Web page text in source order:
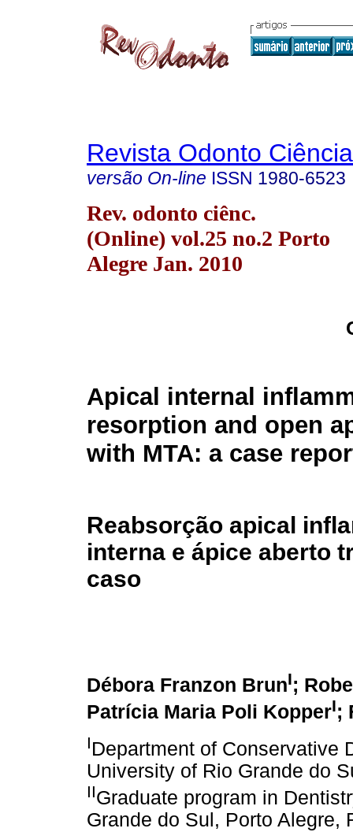
Revista Odonto
versão On-line ISSN 1980-6523
Rev. odonto ciênc.
(Online) vol.25 no.2 Porto
Alegre Jan. 2010
Apical internal
resorption and open
with MTA: a case
Reabsorção apical
interna e ápice aberto
caso
Débora Franzon BrunI;
Patrícia Maria Poli KopperI;
IDepartment of Conservative
University of Rio Grande do
IIGraduate program in
Grande do Sul, Porto Alegre,